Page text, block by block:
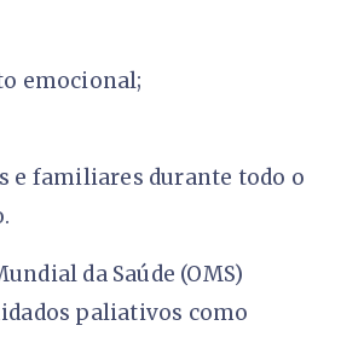
emocional;
e familiares durante todo o
da Saúde (OMS)
paliativos como